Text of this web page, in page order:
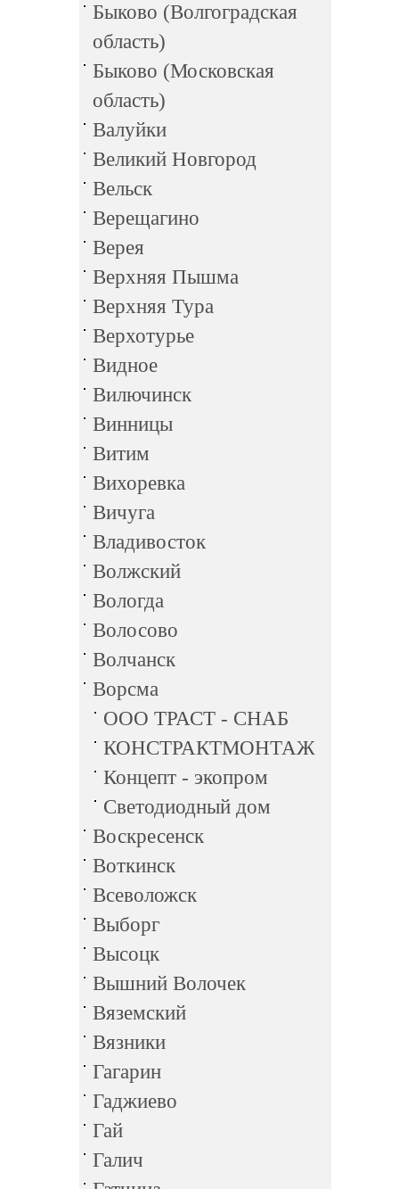
Быково (Волгоградская
область)
Быково (Московская
область)
Валуйки
Великий Новгород
Вельск
Верещагино
Верея
Верхняя Пышма
Верхняя Тура
Верхотурье
Видное
Вилючинск
Винницы
Витим
Вихоревка
Вичуга
Владивосток
Волжский
Вологда
Волосово
Волчанск
Ворсма
ООО ТРАСТ - СНАБ
КОНСТРАКТМОНТАЖ
Концепт - экопром
Светодиодный дом
Воскресенск
Воткинск
Всеволожск
Выборг
Высоцк
Вышний Волочек
Вяземский
Вязники
Гагарин
Гаджиево
Гай
Галич